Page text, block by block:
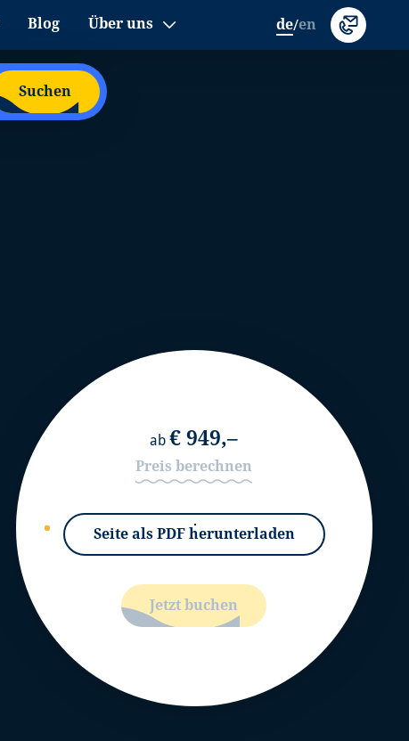
Blog Über uns
Suchen
de/en
ab € 949,–
Preis berechnen
Seite als PDF herunterladen
Jetzt buchen